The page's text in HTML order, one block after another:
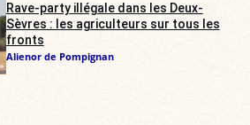
Rave-party illégale dans les Deux-
Sèvres : les agriculteurs sur tous les
fronts
Alienor de Pompignan